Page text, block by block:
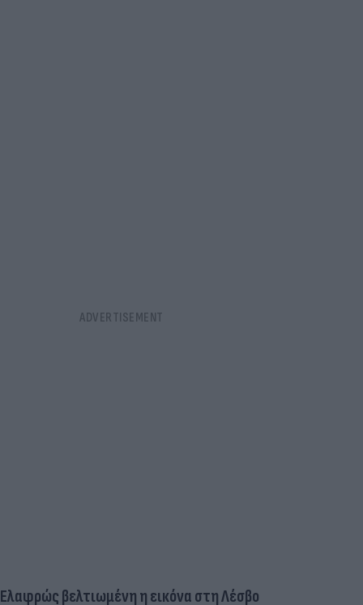
Ελαφρώς βελτιωμένη η εικόνα στη Λέσβο